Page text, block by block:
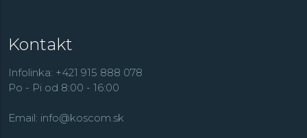
Kontakt
Infolinka: +421 915 888 078
Po - Pi od 8:00 - 16:00
Email: info@koscom.sk